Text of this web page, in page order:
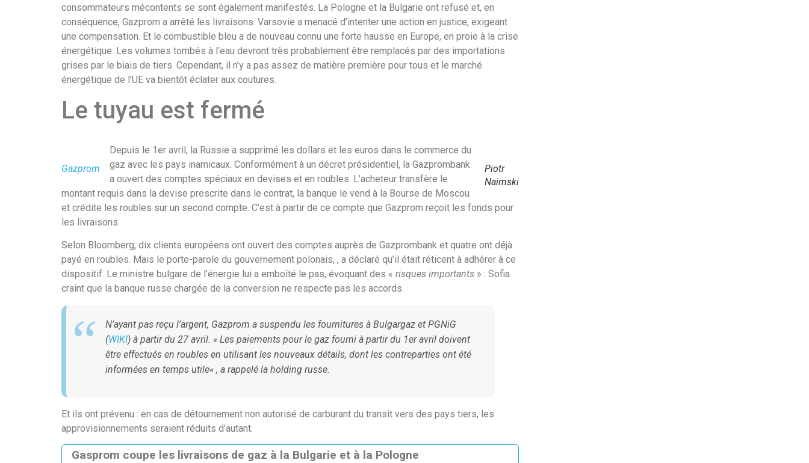
consommateurs mécontents se sont également manifestés. La Pologne et la Bulgarie ont refusé et, en
conséquence, Gazprom a arrêté les livraisons. Varsovie a menacé d’intenter une action en justice, exigeant
une compensation. Et le combustible bleu a de nouveau connu une forte hausse en Europe, en proie à la crise
énergétique. Les volumes tombés à l’eau devront très probablement être remplacés par des importations
grises par le biais de tiers. Cependant, il n’y a pas assez de matière première pour tous et le marché
énergétique de l’UE va bientôt éclater aux coutures.
Le tuyau est fermé
Gazprom
Piotr
Naimski
Depuis le 1er avril, la Russie a supprimé les dollars et les euros dans le commerce du
gaz avec les pays inamicaux. Conformément à un décret présidentiel, la Gazprombank
a ouvert des comptes spéciaux en devises et en roubles. L’acheteur transfère le
montant requis dans la devise prescrite dans le contrat, la banque le vend à la Bourse de Moscou
et crédite les roubles sur un second compte. C’est à partir de ce compte que Gazprom reçoit les fonds pour
les livraisons.
Selon Bloomberg, dix clients européens ont ouvert des comptes auprès de Gazprombank et quatre ont déjà
payé en roubles. Mais le porte-parole du gouvernement polonais, , a déclaré qu’il était réticent à adhérer à ce
dispositif. Le ministre bulgare de l’énergie lui a emboîté le pas, évoquant des « risques importants » : Sofia
craint que la banque russe chargée de la conversion ne respecte pas les accords.
N’ayant pas reçu l’argent, Gazprom a suspendu les fournitures à Bulgargaz et PGNiG
(WIKI) à partir du 27 avril. « Les paiements pour le gaz fourni à partir du 1er avril doivent
être effectués en roubles en utilisant les nouveaux détails, dont les contreparties ont été
informées en temps utile« , a rappelé la holding russe.
Et ils ont prévenu : en cas de détournement non autorisé de carburant du transit vers des pays tiers, les
approvisionnements seraient réduits d’autant.
Gasprom coupe les livraisons de gaz à la Bulgarie et à la Pologne